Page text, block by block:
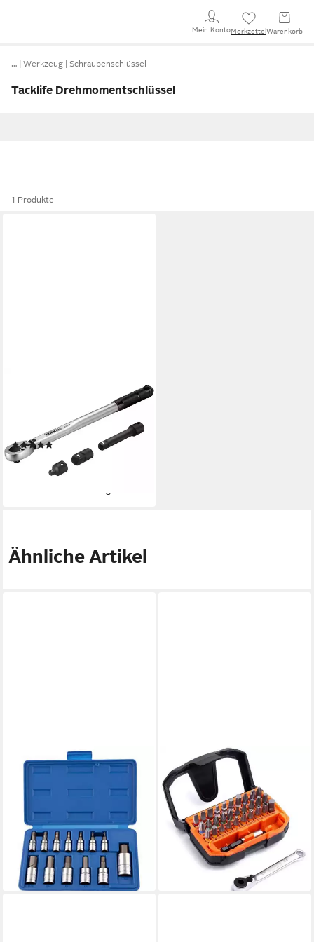
Mein KontoMerkzettel Warenkorb
… Werkzeug Schraubenschlüssel
Tacklife Drehmomentschlüssel
1 Produkte
Drehmomentschlüssel, 3/8"
Drive Klick Set 13.6-108.5Nm,
30,64 € UVP 45,96 €
Ähnliche Artikel
TACKLIFE
Bit- und Steckschlüsselset 14-
tlg Stern Bit Steckschlüssel
9,90 €
lieferbar - in 4-5 Werktagen bei dir
TACKLIFE
Ratschenringschlüssel, 32tlg
1/4" Mini
Ratschenschraubendreher
Set
14,66 € UVP21,99 €
lieferbar - in 5-6 Werktagen bei dir